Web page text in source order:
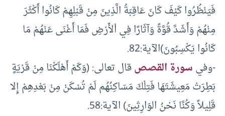
فَيَنْظُرُوا كَيْفَ كَانَ عَاقِبَةُ الَّذِينَ مِنْ قَبْلِهِمْ كَانُوا أَكْثَرَ
مِنْهُمْ وَأَشَدَّ قُوَّةً وَآثَارًا فِي اْلأَرْضِ فَمَا أَغْنَى عَنْهُمْ مَا
كَانُوا يَكْسِبُونَ)الآية:82.
-وفيسورة القصصقال تعالى: (وَكَمْ أَهْلَكْنَا مِنْ قَرْيَةٍ
بَطِرَتْ مَعِيشَتَهَا فَتِلْكَ مَسَاكِنُهُم لَمْ تُسْكَنْ مِنْ بَعْدِهِمْ إِلا
قَلِيلاً وَكُنَّا نَحْنُ الوَارِثِينَ) الآية:58.